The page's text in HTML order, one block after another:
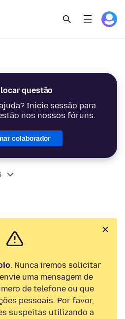
questão
Inicie sessão para
nos nossos fóruns.
colaborador
. Nunca iremos solicitar
uma mensagem de
de telefone ou que
pessoais. Por favor,
suspeitas utilizando a